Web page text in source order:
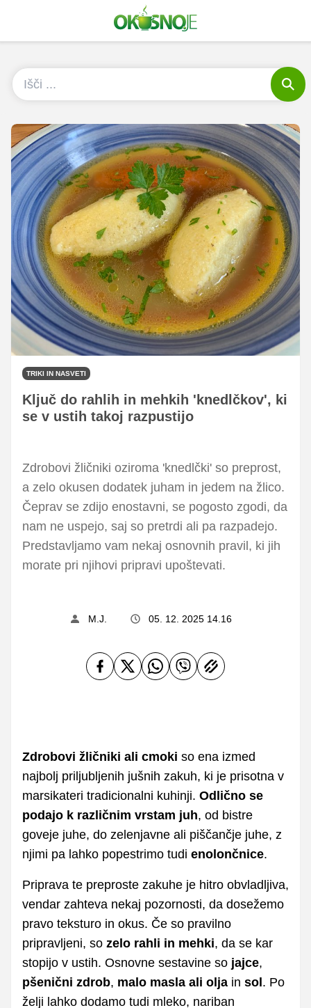
TRIKI IN NASVETI
Ključ do rahlih in mehkih 'knedlčkov', ki
se v ustih takoj razpustijo
Zdrobovi žličniki oziroma 'knedlčki' so preprost,
a zelo okusen dodatek juham in jedem na žlico.
Čeprav se zdijo enostavni, se pogosto zgodi, da
nam ne uspejo, saj so pretrdi ali pa razpadejo.
Predstavljamo vam nekaj osnovnih pravil, ki jih
morate pri njihovi pripravi upoštevati.
M.J. 05. 12. 2025 14.16
Zdrobovi žličniki ali cmoki so ena izmed
najbolj priljubljenih jušnih zakuh, ki je prisotna v
marsikateri tradicionalni kuhinji. Odlično se
podajo k različnim vrstam juh, od bistre
goveje juhe, do zelenjavne ali piščančje juhe, z
njimi pa lahko popestrimo tudi enolončnice.
Priprava te preproste zakuhe je hitro obvladljiva,
vendar zahteva nekaj pozornosti, da dosežemo
pravo teksturo in okus. Če so pravilno
pripravljeni, so zelo rahli in mehki, da se kar
stopijo v ustih. Osnovne sestavine so jajce,
pšenični zdrob, malo masla ali olja in sol. Po
želji lahko dodamo tudi mleko, nariban